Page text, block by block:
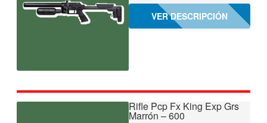
VER DESCRIPCIÓN
Rifle Pcp Fx King Exp Grs
Marrón – 600